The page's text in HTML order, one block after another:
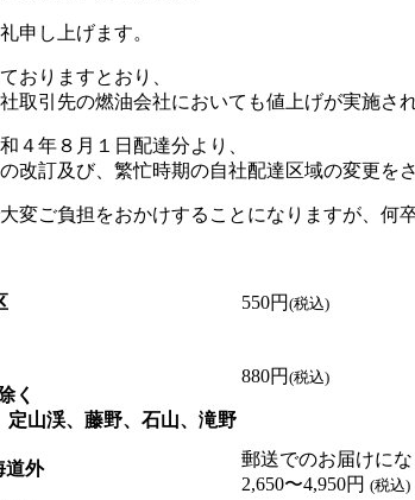
申し上げます。
おりますとおり、
取引先の燃油会社においても値上げが実施され
４年８月１日配達分より、
改訂及び、繁忙時期の自社配達区域の変更を
ご負担をおかけすることになりますが、何
550円 (税込)
く
山渓、藤野、石山、滝野
880円 (税込)
道外
郵送でのお届けにな
2,650〜4,950円 (税込)